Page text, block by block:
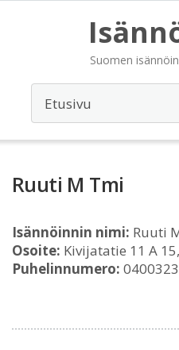
Suomen
Ruuti M Tmi
Isännöinnin nimi: Ruuti
Osoite: Kivijatatie 11 A
Puhelinnumero: